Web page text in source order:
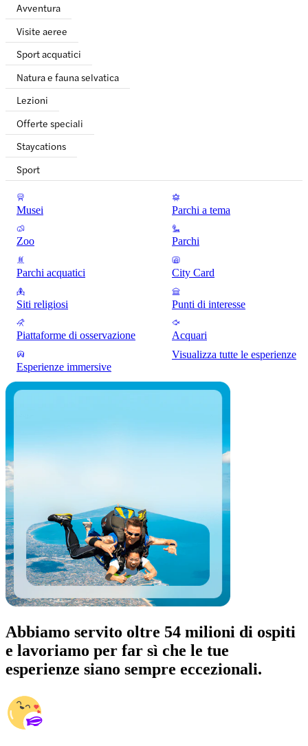
Avventura
Visite aeree
Sport acquatici
Natura e fauna selvatica
Lezioni
Offerte speciali
Staycations
Sport
Musei Parchi a tema
Zoo Parchi
Parchi acquatici City Card
Siti religiosi Punti di interesse
Piattaforme di osservazione Acquari
Esperienze immersive
Visualizza tutte le esperienze
Abbiamo servito oltre 54 milioni di ospiti
e lavoriamo per far sì che le tue
esperienze siano sempre eccezionali.